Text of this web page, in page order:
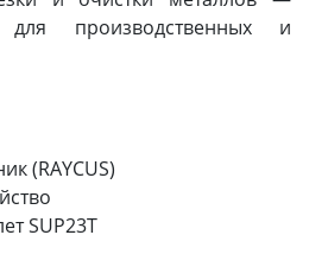
производственных и
(RAYCUS)
SUP23T